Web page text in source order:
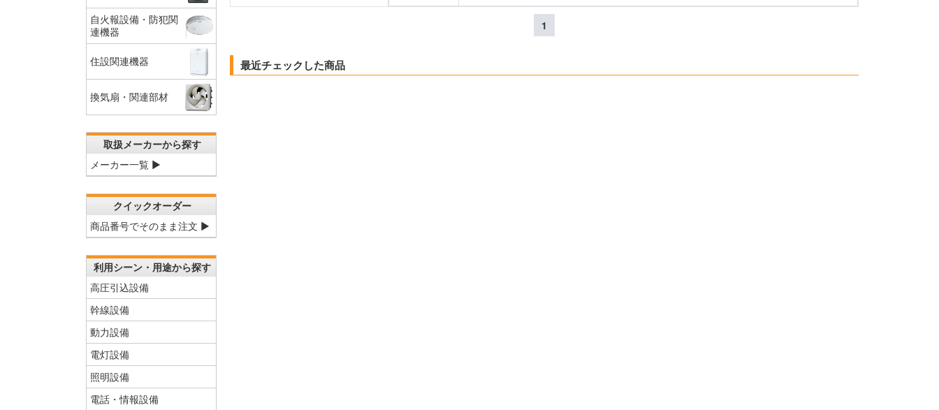
1
最近チェックした商品
自火報設備・防犯関
連機器
住設関連機器
換気扇・関連部材
取扱メーカーから探す
メーカー一覧 ▶
クイックオーダー
商品番号でそのまま注文 ▶
利用シーン・用途から探す
高圧引込設備
幹線設備
動力設備
電灯設備
照明設備
電話・情報設備